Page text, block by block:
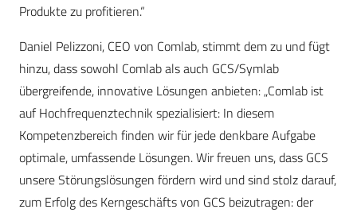
Produkte zu profitieren.“
Daniel Pelizzoni, CEO von Comlab, stimmt dem zu und fügt
hinzu, dass sowohl Comlab als auch GCS/Symlab
übergreifende, innovative Lösungen anbieten: „Comlab ist
auf Hochfrequenztechnik spezialisiert: In diesem
Kompetenzbereich finden wir für jede denkbare Aufgabe
optimale, umfassende Lösungen. Wir freuen uns, dass GCS
unsere Störungslösungen fördern wird und sind stolz darauf,
zum Erfolg des Kerngeschäfts von GCS beizutragen: der